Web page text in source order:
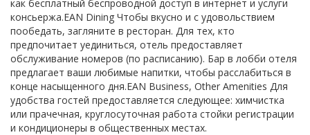
как бесплатный беспроводной доступ в интернет и услуги
консьержа.EAN Dining Чтобы вкусно и с удовольствием
пообедать, загляните в ресторан. Для тех, кто
предпочитает уединиться, отель предоставляет
обслуживание номеров (по расписанию). Бар в лобби отеля
предлагает ваши любимые напитки, чтобы расслабиться в
конце насыщенного дня.EAN Business, Other Amenities Для
удобства гостей предоставляется следующее: химчистка
или прачечная, круглосуточная работа стойки регистрации
и кондиционеры в общественных местах.